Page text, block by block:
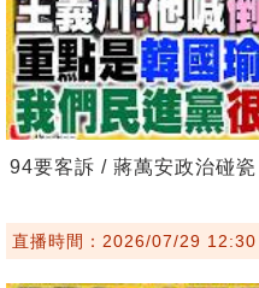
94要客訴 / 蔣萬安政治碰
直播時間：2026/07/29 12:30